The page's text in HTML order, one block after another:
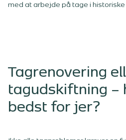
med at arbejde på tage i historiske
Tagrenovering
tagudskiftning –
bedst for jer?